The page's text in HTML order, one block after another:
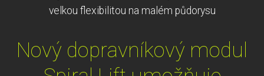
velkou flexibilitou na malém půdorysu
Nový dopravníkový modul